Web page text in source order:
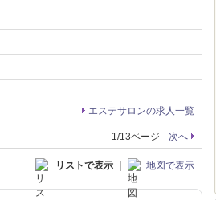
エステサロンの求人一覧
1/13ページ 次へ
リストで表示 ｜ 地図で表示